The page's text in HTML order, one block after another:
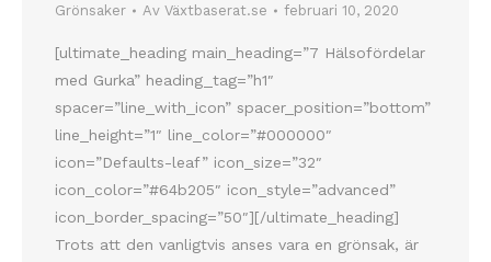
Grönsaker Av Växtbaserat.se februari 10, 2020
[ultimate_heading main_heading=”7 Hälsofördelar
med Gurka” heading_tag=”h1″
spacer=”line_with_icon” spacer_position=”bottom”
line_height=”1″ line_color=”#000000″
icon=”Defaults-leaf” icon_size=”32″
icon_color=”#64b205″ icon_style=”advanced”
icon_border_spacing=”50″][/ultimate_heading]
Trots att den vanligtvis anses vara en grönsak, är